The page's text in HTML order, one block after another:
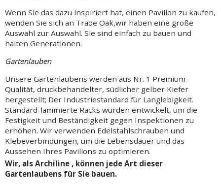
Wenn Sie das dazu inspiriert hat, einen Pavillon zu kaufen,
wenden Sie sich an Trade Oak,wir haben eine große
Auswahl zur Auswahl. Sie sind einfach zu bauen und
halten Generationen.
Gartenlauben
Unsere Gartenlaubens werden aus Nr. 1 Premium-
Qualität, druckbehandelter, südlicher gelber Kiefer
hergestellt; Der Industriestandard für Langlebigkeit.
Standard-laminierte Racks wurden entwickelt, um die
Festigkeit und Beständigkeit gegen Inspektionen zu
erhöhen. Wir verwenden Edelstahlschrauben und
Klebeverbindungen, um die Lebensdauer und das
Aussehen Ihres Pavillons zu optimieren.
Wir, als Archiline , können jede Art dieser
Gartenlaubens für Sie bauen.